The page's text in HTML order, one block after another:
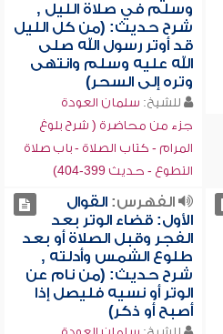
وسلم في صلاة الليل ,
شرح حديث: (من كل الليل
قد أوتر رسول الله صلى
الله عليه وسلم وانتهى
وتره إلى السحر)
للشيخ: سلمان العودة
جزء من محاضرة ( شرح بلوغ
المرام - كتاب الصلاة - باب صلاة
التطوع - حديث 399-404)
الفهرس:القوال
الأول: قضاء الوتر بعد
الفجر وقبل الصلاة أو بعد
طلوع الشمس وأدلته ,
شرح حديث: (من نام عن
الوتر أو نسيه فليصل إذا
أصبح أو ذكر)